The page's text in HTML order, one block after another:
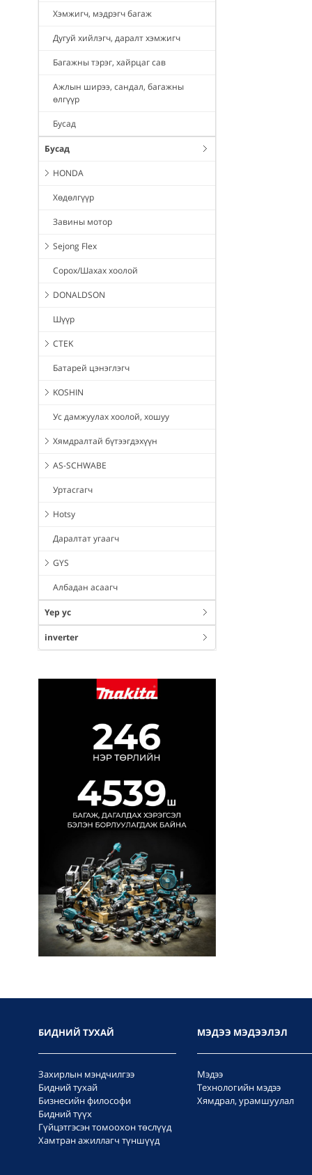
Хэмжигч, мэдрэгч багаж
Дугуй хийлэгч, даралт хэмжигч
Багажны тэрэг, хайрцаг сав
Ажлын ширээ, сандал, багажны
өлгүүр
Бусад
Бусад
HONDA
Хөдөлгүүр
Завины мотор
Sejong Flex
Сорох/Шахах хоолой
DONALDSON
Шүүр
CTEK
Батарей цэнэглэгч
KOSHIN
Ус дамжуулах хоолой, хошуу
Хямдралтай бүтээгдэхүүн
AS-SCHWABE
Уртасгагч
Hotsy
Даралтат угаагч
GYS
Албадан асаагч
Үер ус
inverter
БИДНИЙ ТУХАЙ
Захирлын мэндчилгээ
Бидний тухай
Бизнесийн философи
Бидний түүх
Гүйцэтгэсэн томоохон төслүүд
Хамтран ажиллагч түншүүд
МЭДЭЭ МЭДЭЭЛЭЛ
Мэдээ
Технологийн мэдээ
Хямдрал, урамшуулал